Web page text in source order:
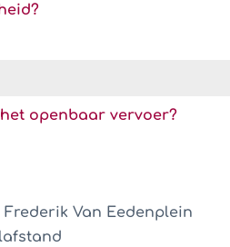
openbaar vervoer?
Van Eedenplein